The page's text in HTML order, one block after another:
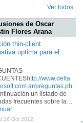
Ver todos
de Oscar
Flores Arana
thin-client
optima para el
http://www.delta
preguntas.ph
un listado de
frecuentes sobre la…
26 Oct 2012